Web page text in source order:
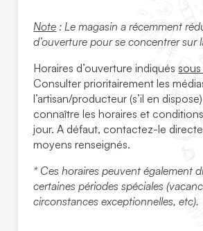
Note : Le magasin a récemment
d’ouverture pour se concentrer sur
Horaires d’ouverture indiqués
Consulter prioritairement les
l’artisan/producteur (s’il en
connaître les horaires et
jour. A défaut, contactez-le
moyens renseignés.
* Ces horaires peuvent également
certaines périodes spéciales
circonstances exceptionnelles, etc).